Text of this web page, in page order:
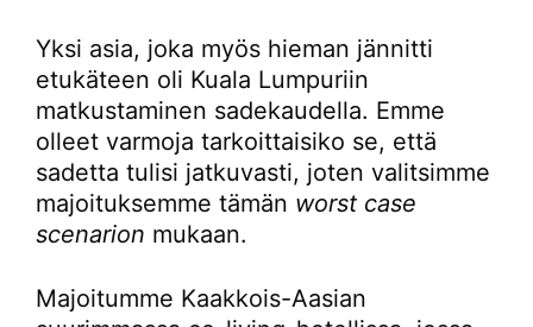
Yksi asia, joka myös hieman jännitti
etukäteen oli Kuala Lumpuriin
matkustaminen sadekaudella. Emme
olleet varmoja tarkoittaisiko se, että
sadetta tulisi jatkuvasti, joten valitsimme
majoituksemme tämän worst case
scenarion mukaan.
Majoitumme Kaakkois-Aasian